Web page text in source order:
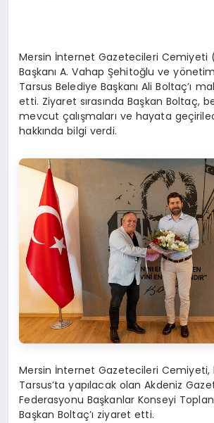
Mersin İnternet Gazetecileri Cemiyeti
Başkanı A. Vahap Şehitoğlu ve
Tarsus Belediye Başkanı Ali Boltaç’ı
etti. Ziyaret sırasında Başkan Boltaç,
mevcut çalışmaları ve hayata
hakkında bilgi verdi.
Mersin İnternet Gazetecileri
Tarsus’ta yapılacak olan Akdeniz
Federasyonu Başkanlar Konseyi
Başkan Boltaç’ı ziyaret etti.